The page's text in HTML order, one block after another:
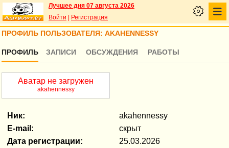
Лучшее дня 07 августа 2026
Войти
Регистрация
ПРОФИЛЬ ПОЛЬЗОВАТЕЛЯ: AKAHENNESSY
ПРОФИЛЬ ЗАПИСИ ОБСУЖДЕНИЯ РАБОТЫ
Аватар не загружен
akahennessy
Ник:
akahennessy
E-mail:
скрыт
Дата регистрации:
25.03.2026